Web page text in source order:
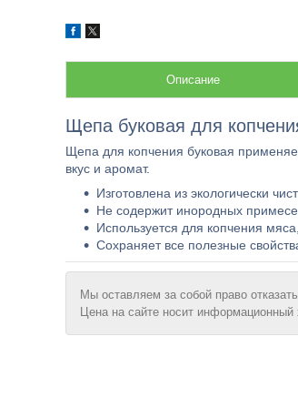
Описание
Щепа буковая для
Щепа для копчения буковая
вкус и аромат.
Изготовлена из экологически
Не содержит инородных
Используется для копчения
Сохраняет все полезные
Мы оставляем за собой право
Цена на сайте носит информационный